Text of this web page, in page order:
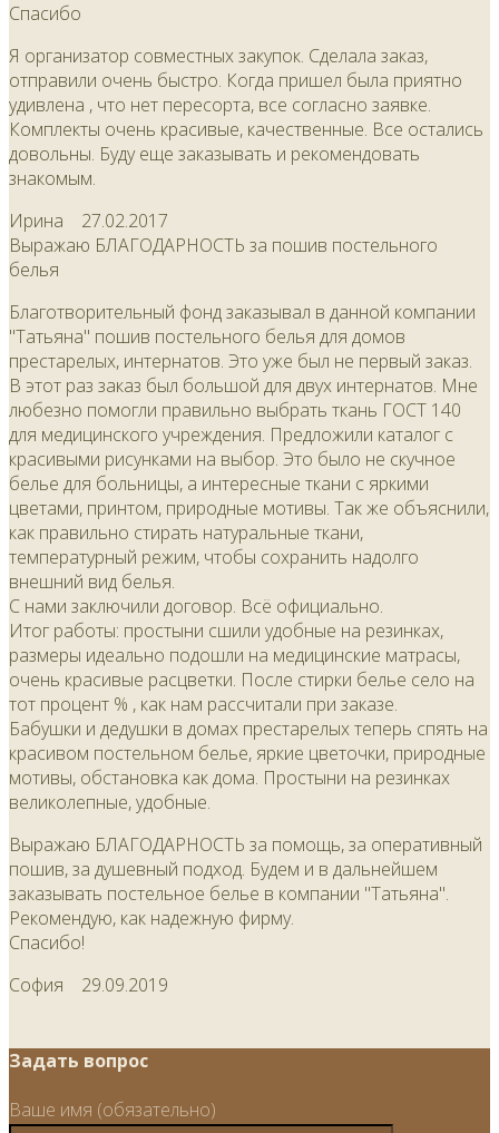
Спасибо
Я организатор совместных закупок. Сделала заказ,
отправили очень быстро. Когда пришел была приятно
удивлена , что нет пересорта, все согласно заявке.
Комплекты очень красивые, качественные. Все остались
довольны. Буду еще заказывать и рекомендовать
знакомым.
Ирина 27.02.2017
Выражаю БЛАГОДАРНОСТЬ за пошив постельного
белья
Благотворительный фонд заказывал в данной компании
"Татьяна" пошив постельного белья для домов
престарелых, интернатов. Это уже был не первый заказ.
В этот раз заказ был большой для двух интернатов. Мне
любезно помогли правильно выбрать ткань ГОСТ 140
для медицинского учреждения. Предложили каталог с
красивыми рисунками на выбор. Это было не скучное
белье для больницы, а интересные ткани с яркими
цветами, принтом, природные мотивы. Так же объяснили,
как правильно стирать натуральные ткани,
температурный режим, чтобы сохранить надолго
внешний вид белья.
С нами заключили договор. Всё официально.
Итог работы: простыни сшили удобные на резинках,
размеры идеально подошли на медицинские матрасы,
очень красивые расцветки. После стирки белье село на
тот процент % , как нам рассчитали при заказе.
Бабушки и дедушки в домах престарелых теперь спять на
красивом постельном белье, яркие цветочки, природные
мотивы, обстановка как дома. Простыни на резинках
великолепные, удобные.
Выражаю БЛАГОДАРНОСТЬ за помощь, за оперативный
пошив, за душевный подход. Будем и в дальнейшем
заказывать постельное белье в компании "Татьяна".
Рекомендую, как надежную фирму.
Спасибо!
София 29.09.2019
Задать вопрос
Ваше имя (обязательно)